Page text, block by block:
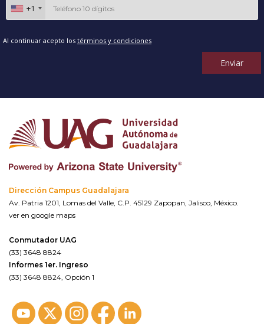
+1
Al continuar acepto los términos y condiciones
Enviar
Dirección Campus Guadalajara
Av. Patria 1201, Lomas del Valle, C.P. 45129 Zapopan, Jalisco, México.
ver en google maps
Conmutador UAG
(33) 3648 8824
Informes 1er. Ingreso
(33) 3648 8824, Opción 1